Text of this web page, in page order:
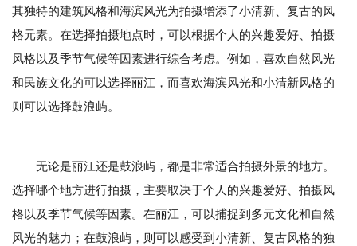
其独特的建筑风格和海滨风光为拍摄增添了小清新、复古的风
格元素。在选择拍摄地点时，可以根据个人的兴趣爱好、拍摄
风格以及季节气候等因素进行综合考虑。例如，喜欢自然风光
和民族文化的可以选择丽江，而喜欢海滨风光和小清新风格的
则可以选择鼓浪屿。
无论是丽江还是鼓浪屿，都是非常适合拍摄外景的地方。
选择哪个地方进行拍摄，主要取决于个人的兴趣爱好、拍摄风
格以及季节气候等因素。在丽江，可以捕捉到多元文化和自然
风光的魅力；在鼓浪屿，则可以感受到小清新、复古风格的独